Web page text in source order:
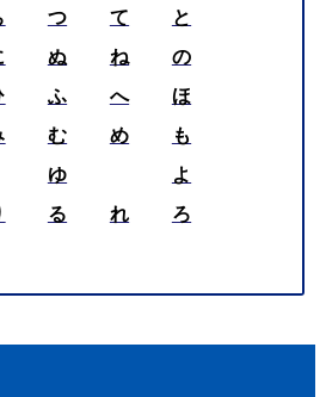
つ て
と
ぬ ね
の
ふ へ
ほ
む め
も
ゆ
よ
る れ
ろ